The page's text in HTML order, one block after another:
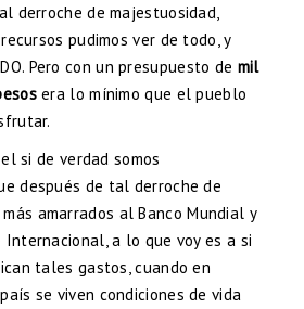
derroche de majestuosidad,
pudimos ver de todo, y
Pero con un presupuesto de mil
era lo mínimo que el pueblo
si de verdad somos
después de tal derroche de
amarrados al Banco Mundial y
a lo que voy es a si
tales gastos, cuando en
se viven condiciones de vida